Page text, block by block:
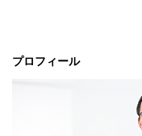
プロフィール